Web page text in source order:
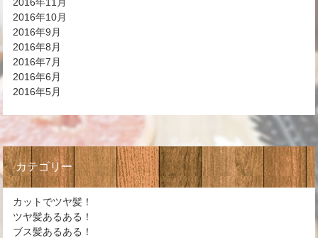
2016年10月
2016年9月
2016年8月
2016年7月
2016年6月
2016年5月
カテゴリー
カットでツヤ髪！
ツヤ髪あるある！
ブス髪あるある！